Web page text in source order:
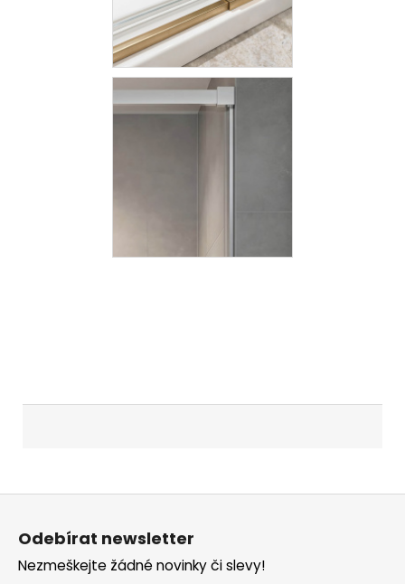
Z
Odebírat newsletter
Nezmeškejte žádné novinky či slevy!